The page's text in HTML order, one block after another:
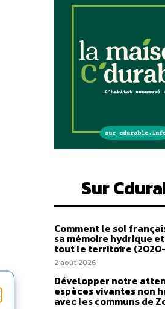
Sur
Comment le sol
sa mémoire hydrique
tout le territoire
2 août 2026
Développer notre
espèces vivantes non
avec les communs de